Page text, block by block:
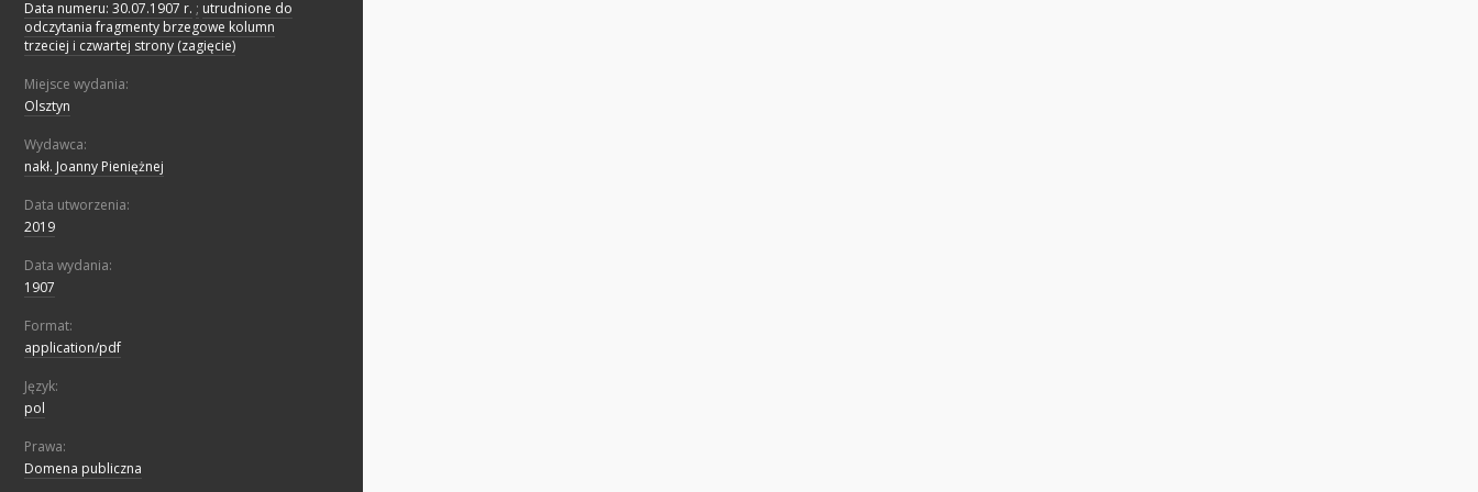
Data numeru: 30.07.1907 r. ; utrudnione do
odczytania fragmenty brzegowe kolumn
trzeciej i czwartej strony (zagięcie)
Miejsce wydania:
Olsztyn
Wydawca:
nakł. Joanny Pieniężnej
Data utworzenia:
2019
Data wydania:
1907
Format:
application/pdf
Język:
pol
Prawa:
Domena publiczna